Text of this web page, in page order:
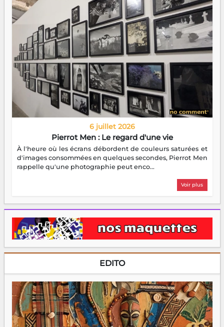
6 juillet 2026
Pierrot Men : Le regard d'une vie
À l'heure où les écrans débordent de couleurs saturées et
d'images consommées en quelques secondes, Pierrot Men
rappelle qu'une photographie peut enco...
Voir plus
EDITO